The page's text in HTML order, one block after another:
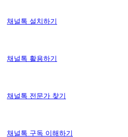
채널톡 설치하기
채널톡 활용하기
채널톡 전문가 찾기
채널톡 구독 이해하기